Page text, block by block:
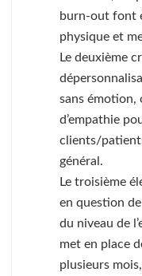
burn-out font
physique et
Le deuxième
sans émotion,
d’empathie
clients/
général.
Le troisième
en question
du niveau de
met en place
plusieurs